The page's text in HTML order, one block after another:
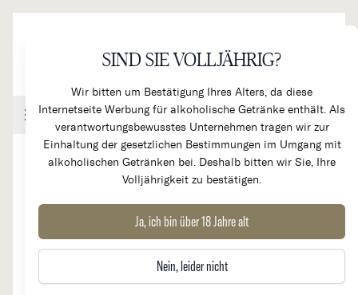
SIND SIE VOLLJÄHRIG?
Wir bitten um Bestätigung Ihres Alters, da diese
Internetseite Werbung für alkoholische Getränke enthält. Als
verantwortungsbewusstes Unternehmen tragen wir zur
Einhaltung der gesetzlichen Bestimmungen im Umgang mit
alkoholischen Getränken bei. Deshalb bitten wir Sie, Ihre
Volljährigkeit zu bestätigen.
Ja, ich bin über 18 Jahre alt
Nein, leider nicht
Handel & Gastronomie Kundenkonto Warenkorb
Chateau de Fonbel
Herkunftsland Region